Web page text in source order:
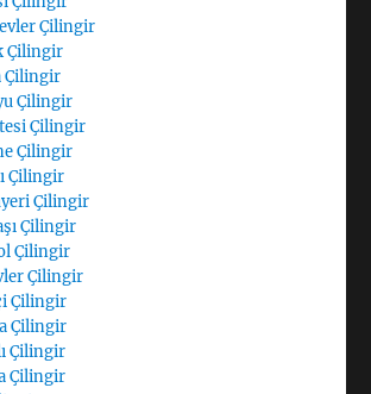
Çilingir
Çilingir
Çilingir
Çilingir
Çilingir
Çilingir
Çilingir
Çilingir
Çilingir
Çilingir
Çilingir
Çilingir
Çilingir
Çilingir
Çilingir